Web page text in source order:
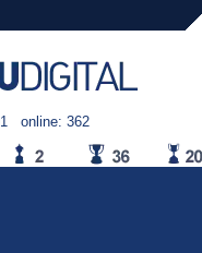
online: 362